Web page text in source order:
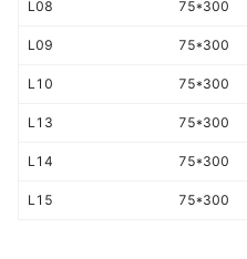
L08 75*300
L09 75*300
L10 75*300
L13 75*300
L14 75*300
L15 75*300